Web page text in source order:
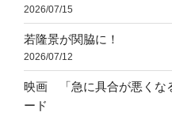
2026/07/15
若隆景が関脇に！
2026/07/12
映画 「急に具合が悪くな
ード